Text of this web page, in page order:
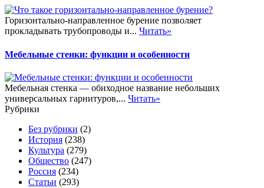
Горизонтально-направленное бурение позволяет
прокладывать трубопроводы и... Читать»
Мебельные стенки: функции и особенности
Мебельная стенка — обиходное название небольших
универсальных гарнитуров,... Читать»
Рубрики
Без рубрики (2)
История (238)
Культура (279)
Общество (247)
Россия (234)
Статьи (293)